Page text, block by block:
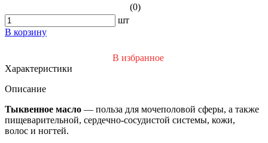
(0)
шт
В корзину
В избранное
Характеристики
Описание
Тыквенное масло — польза для мочеполовой сферы, а также
пищеварительной, сердечно-сосудистой системы, кожи,
волос и ногтей.